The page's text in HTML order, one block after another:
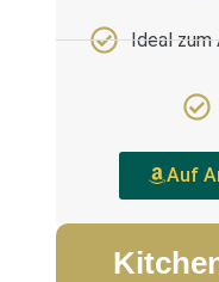
Ideal zum
Auf